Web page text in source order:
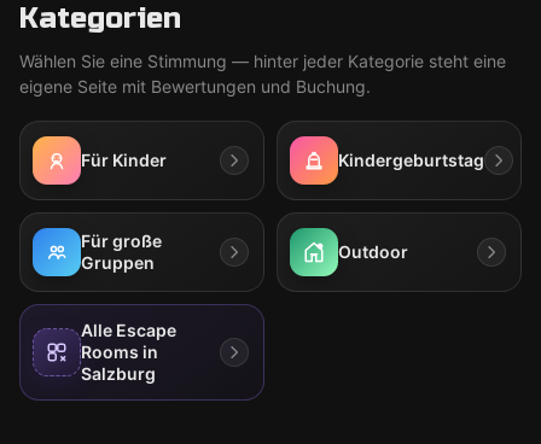
Kategorien
Wählen Sie eine Stimmung — hinter jeder Kategorie steht eine
eigene Seite mit Bewertungen und Buchung.
Für Kinder Kindergeburtstag
Für große
Gruppen
Outdoor
Alle Escape
Rooms in
Salzburg